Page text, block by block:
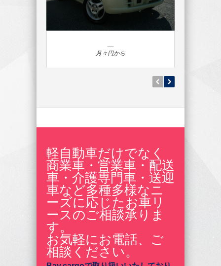
月々円から
軽自動車だけでなく
商業車・営業車・配送
車・介護専門車・送迎
車など多種多様なニ
ーズに応じたお車リ
ースのご相談承りま
す。
お気軽にお電話、ご
相談ください。